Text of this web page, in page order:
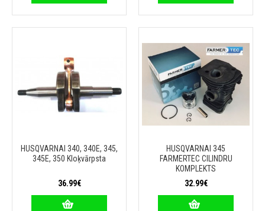
HUSQVARNAI 340, 340E, 345,
345E, 350 Kloķvārpsta
36.99€
HUSQVARNAI 345
FARMERTEC CILINDRU
KOMPLEKTS
32.99€